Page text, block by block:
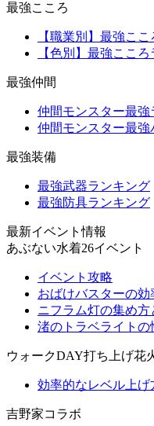
最強こころ
【職業別】最強ここ
【色別】最強ここ
最強仲間
仲間モンスター最強
仲間モンスター最強
最強装備
最強武器ランキング
最強防具ランキング
最新イベント情報
あぶない水着26イベント
イベント攻略
おばけバスターの
ニフラム灯の集め
渚のトラベライト
ウォークDAY打ち上げ花
効率的なレベル上げ
吉野家コラボ